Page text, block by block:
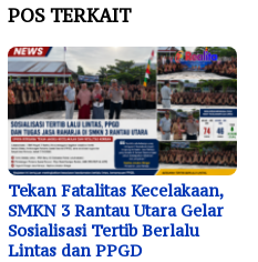
POS TERKAIT
Tekan Fatalitas Kecelakaan,
SMKN 3 Rantau Utara Gelar
Sosialisasi Tertib Berlalu
Lintas dan PPGD